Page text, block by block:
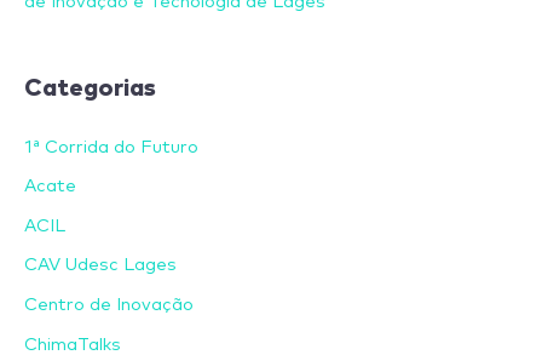
Categorias
1ª Corrida do Futuro
Acate
ACIL
CAV Udesc Lages
Centro de Inovação
ChimaTalks